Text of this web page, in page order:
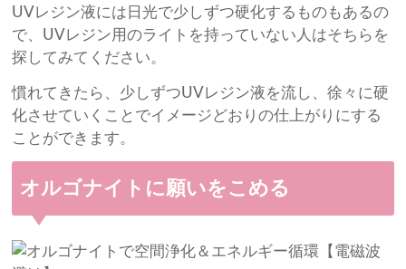
UVレジン液には日光で少しずつ硬化するものもあるの
で、UVレジン用のライトを持っていない人はそちらを
探してみてください。
慣れてきたら、少しずつUVレジン液を流し、徐々に硬
化させていくことでイメージどおりの仕上がりにする
ことができます。
オルゴナイトに願いをこめる